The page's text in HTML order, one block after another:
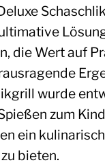
die Wert auf
wurde
zum
ein
bieten.